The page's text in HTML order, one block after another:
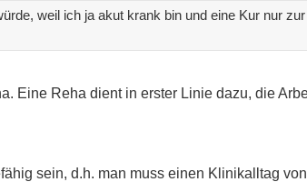
weil ich ja akut krank bin und eine Kur nur
Eine Reha dient in erster Linie dazu, die
sein, d.h. man muss einen Klinikalltag